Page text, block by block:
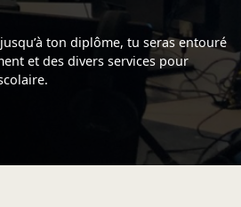
ton diplôme, tu seras entouré
et des divers services pour